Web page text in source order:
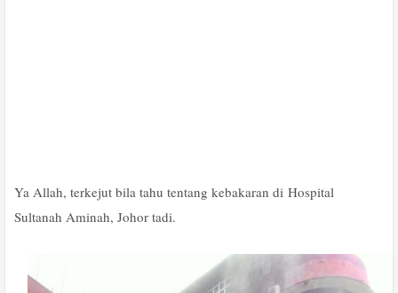
Ya Allah, terkejut bila tahu tentang kebakaran di Hospital
Sultanah Aminah, Johor tadi.